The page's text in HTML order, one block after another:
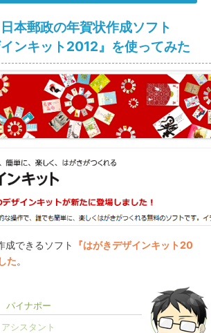
日本郵政の年賀状作成ソフト
インキット2012』を使ってみた
成できるソフト
『はがきデザインキット20
た。
パイナポー